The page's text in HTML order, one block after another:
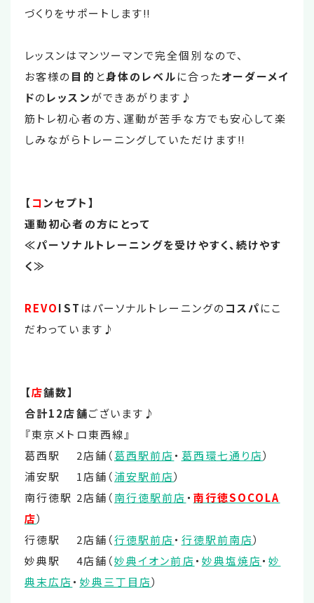
づくりをサポートします‼
レッスンはマンツーマンで完全個別なので、
お客様の目的 と身体のレベルに合ったオーダーメイ
ドのレッスンができあがります♪
筋トレ初心者の方、運動が苦手な方でも安心して楽
しみながらトレーニングしていただけます‼
【コ ンセプト】
運動初心者の方にとって
≪パーソナルトレーニングを受けやすく、続けやす
く≫
REVOIST はパーソナルトレーニングのコスパにこ
だわっています♪
【店舗数】
合計12店舗ございます♪
『東京メトロ東西線』
葛西駅 2店舗（葛西駅前店 ・ 葛西環七通り店）
浦安駅 1店舗（浦安駅前店）
南行徳駅 2店舗（南行徳駅前店 ・ 南行徳SOCOLA
店）
行徳駅 2店舗（行徳駅前店 ・ 行徳駅前南店）
妙典駅 4店舗（妙典イオン前店 ・ 妙典塩焼店 ・妙
典末広店 ・ 妙典三丁目店）